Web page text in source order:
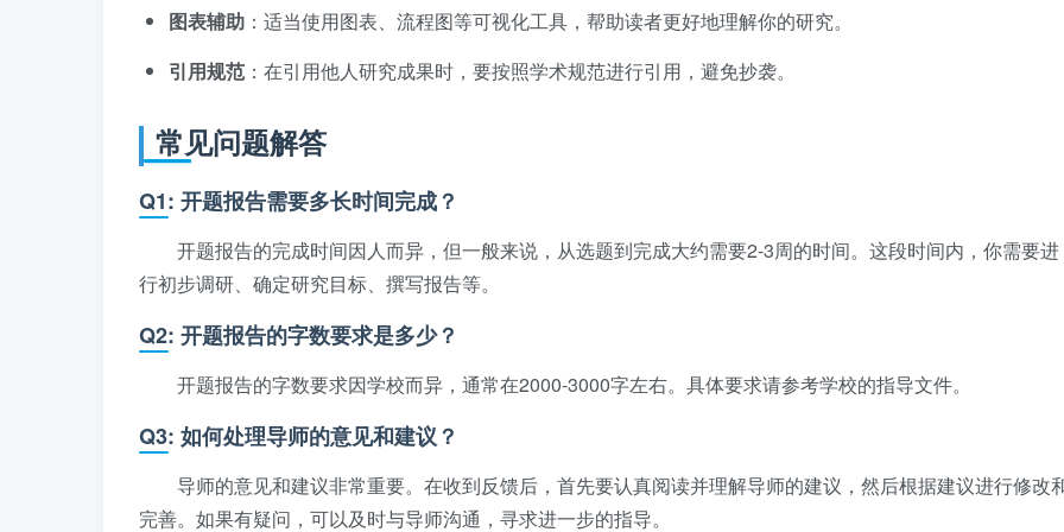
图表辅助 ：适当使用图表、流程图等可视化工具，帮助读者更好地理解你的研究。
引用规范 ：在引用他人研究成果时，要按照学术规范进行引用，避免抄袭。
常见问题解答
Q1: 开题报告需要多长时间完成？
开题报告的完成时间因人而异，但一般来说，从选题到完成大约需要2-3周的时间。这段时间内，你需要进
行初步调研、确定研究目标、撰写报告等。
Q2: 开题报告的字数要求是多少？
开题报告的字数要求因学校而异，通常在2000-3000字左右。具体要求请参考学校的指导文件。
Q3: 如何处理导师的意见和建议？
导师的意见和建议非常重要。在收到反馈后，首先要认真阅读并理解导师的建议，然后根据建议进行修改
完善。如果有疑问，可以及时与导师沟通，寻求进一步的指导。